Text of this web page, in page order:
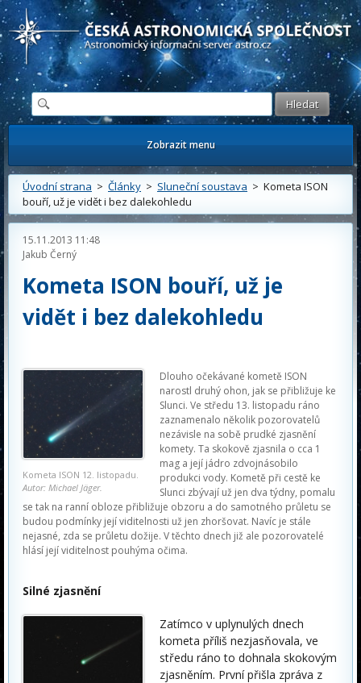
Česká astronomická společnost - Informační astronomický server
Zobrazit menu
Úvodní strana > Články > Sluneční soustava > Kometa ISON
bouří, už je vidět i bez dalekohledu
15.11.2013 11:48
Jakub Černý
Kometa ISON bouří, už je
vidět i bez dalekohledu
Kometa ISON 12. listopadu.
Autor: Michael Jäger.
Dlouho očekávané kometě ISON
narostl druhý ohon, jak se přibližuje ke
Slunci. Ve středu 13. listopadu ráno
zaznamenalo několik pozorovatelů
nezávisle na sobě prudké zjasnění
komety. Ta skokově zjasnila o cca 1
mag a její jádro zdvojnásobilo
produkci vody. Kometě při cestě ke
Slunci zbývají už jen dva týdny, pomalu
se tak na ranní obloze přibližuje obzoru a do samotného průletu se
budou podmínky její viditelnosti už jen zhoršovat. Navíc je stále
nejasné, zda se průletu dožije. V těchto dnech již ale pozorovatelé
hlásí její viditelnost pouhýma očima.
Silné zjasnění
Zatímco v uplynulých dnech
kometa příliš nezjasňovala, ve
středu ráno to dohnala skokovým
zjasněním. První přišla zpráva z